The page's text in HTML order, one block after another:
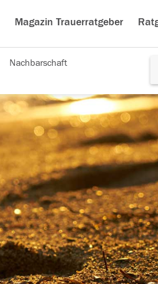
Magazin Trauerratgeber
Nachbarschaft